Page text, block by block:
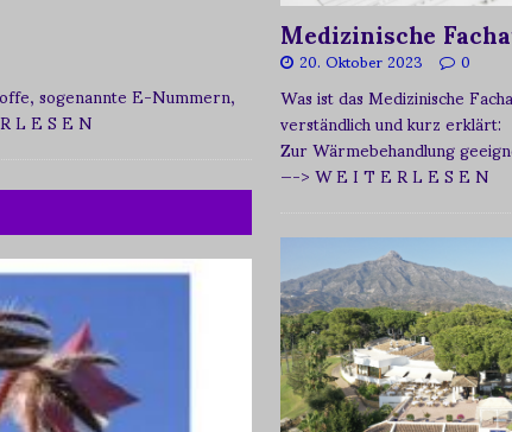
sogenannte E-Nummern,
L E S E N
Medizinische
20. Oktober 2023 0
Was ist das Medizinische
verständlich und kurz
Zur Wärmebehandlung
—-> W E I T E R L E S E N